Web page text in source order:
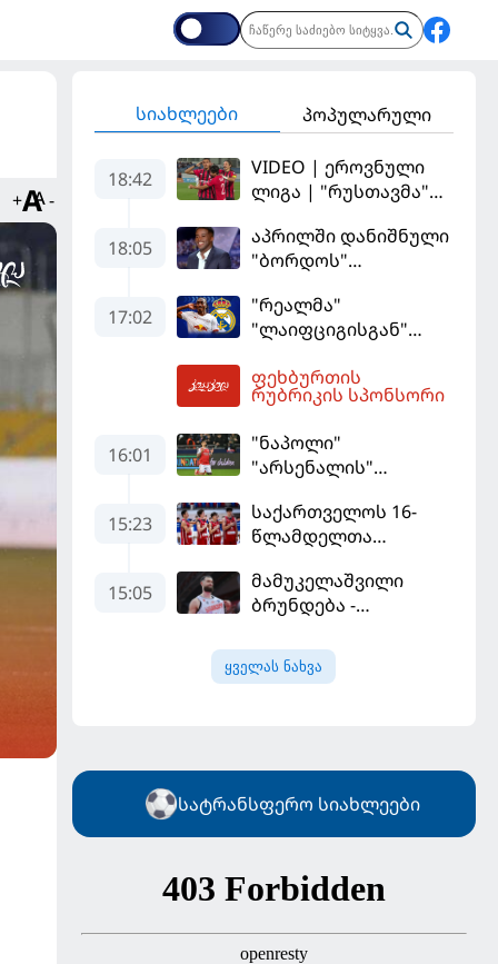
+ -
სიახლეები პოპულარული
18:42
VIDEO | ეროვნული
ლიგა | "რუსთავმა"
დამსახურებულად
მოიგო, "ტორპედომ"
18:05
აპრილში დანიშნული
"ბორდოს"
გადააყენეს
17:02
"რეალმა"
"ლაიფციგისგან"
მილიონად შეიძინა
ფეხბურთის
რუბრიკის სპონსორი
16:01
"ნაპოლი"
"არსენალის"
შეძენას ცდილობს
15:23
საქართველოს 16-
წლამდელთა
ევრობასკეტი
ისრაელთან მარცხით
15:05
მამუკელაშვილი
ბრუნდება -
პორტუგალიასთან
მატჩებისთვის
იწყებს
ყველას ნახვა
სატრანსფერო სიახლეები